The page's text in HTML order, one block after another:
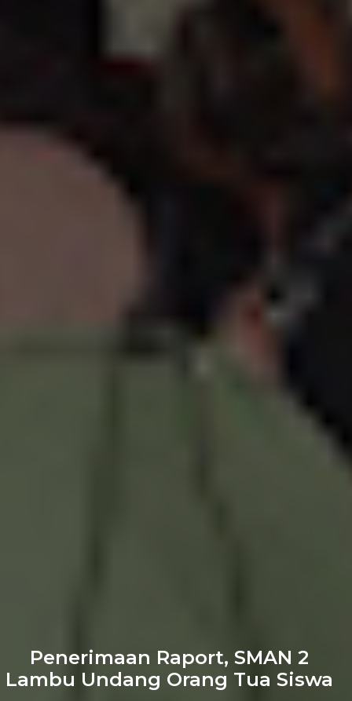
Penerimaan Raport, SMAN 2
Lambu Undang Orang Tua Siswa